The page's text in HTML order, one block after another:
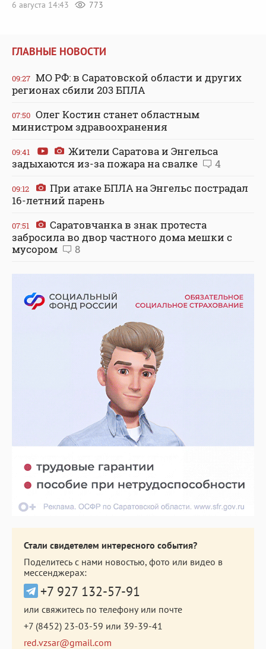
6 августа 14:43
773
ГЛАВНЫЕ НОВОСТИ
09:27 МО РФ: в Саратовской области и других
регионах сбили 203 БПЛА
07:50 Олег Костин станет областным
министром здравоохранения
09:41
Жители Саратова и Энгельса
задыхаются из-за пожара на свалке
4
09:12
При атаке БПЛА на Энгельс пострадал
16-летний парень
07:51
Саратовчанка в знак протеста
забросила во двор частного дома мешки с
мусором
8
Стали свидетелем интересного события?
Поделитесь с нами новостью, фото или видео в
мессенджерах:
+7 927 132-57-91
или свяжитесь по телефону или почте
+7 (8452) 23-03-59 или 39-39-41
red.vzsar@gmail.com